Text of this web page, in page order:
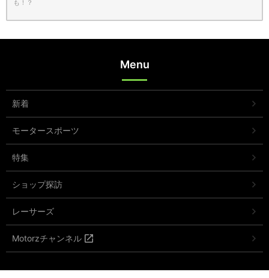
も！？
Menu
新着
モータースポーツ
特集
ショップ探訪
レーサーズ
Motorzチャンネル